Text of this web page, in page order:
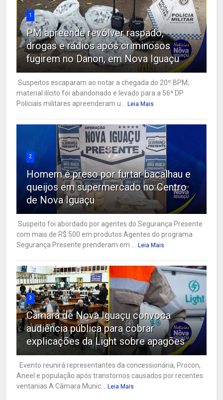
1
PM apreende revólver raspado,
drogas e rádios após criminosos
fugirem no Danon, em Nova Iguaçu
Suspeitos escaparam ao notar a chegada do 20º BPM;
material ilícito foi abandonado e levado para a 56ª DP
Policiais militares apreenderam u...
Leia Mais
2
Homem é preso por furtar bacalhau e
queijos em supermercado no Centro
de Nova Iguaçu
Suspeito foi abordado por agentes do Segurança Presente
com mais de R$ 500 em produtos Agentes do programa
Segurança Presente prenderam em ...
Leia Mais
3
Câmara de Nova Iguaçu convoca
audiência pública para cobrar
explicações da Light sobre apagões
Evento reunirá representantes da concessionária, Procon,
Aneel e população após transtornos causados por recentes
ventanias A Câmara Munic...
Leia Mais